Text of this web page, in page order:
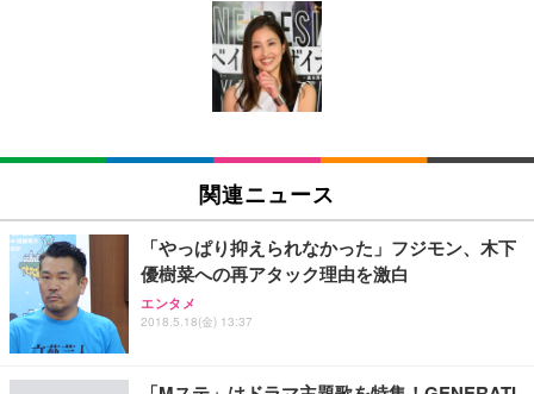
[EdoErgo] オフィスチェア 椅子 テレワーク 疲れな
い 跳ね上げ式アームレスト コンパクト 約105度ロッ
キング pc 事務椅子 360度回転 座面昇降 強化ナイロ
ン樹脂ベース 通気性メッシュ 在宅ワーク H-WY01
(黒網+黒枠+黒足)
SIHOO B100 オフィスチェア／デスクチェア メッシ
ュチェア 人間工学 疲れない ブラック
￥27,999
Sezlife オフィスチェア デスクチェア 疲れない テレ
ワーク チェア 強化バックレスト 30度ロッキング機
能 人間工学 椅子 腰サポート 90度跳ね上げ式アーム
ョン PCチェア 通気性メッシュ ゲーミング/勉強/事
EIZO ビジネス向けプレミアムモニター | FlexScan
EV3240X-WT | 31.5型4K UHD・USB Type-C・ホワ
EIZO ビジネス向けプレミアムモニター | FlexScan
￥109,572
【純正品】27"ゲーミングモニター DualSense 充電
フック付き（CFI-ZDM1J）
Amazonベーシック ペットシーツ 薄型 レギュラー 1
回使い捨て 無香料 ホワイト 300枚
Amazonベーシック ペットシーツ 厚型 ワイド 42枚
x2袋(84枚) ホワイト(吸収面:ライトブルー)
￥3,234
ネオ・ルーライフ ネオ・オムツ L 中型犬用 26枚入
り 単品
関連ニュース
「やっぱり抑えられなかった」フジモン、木下
優樹菜への再アタック理由を激白
エンタメ
2018.5.18(金) 13:37